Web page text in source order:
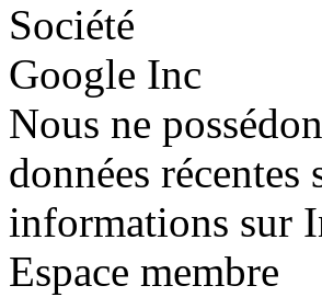
Société
Google Inc
Nous ne
données
informations sur
Espace membre